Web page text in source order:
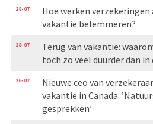
28-07
Hoe werken verzekeringen
vakantie belemmeren?
28-07
Terug van vakantie:
toch zo veel duurder dan in
26-07
Nieuwe ceo van
vakantie in Canada:
gesprekken’